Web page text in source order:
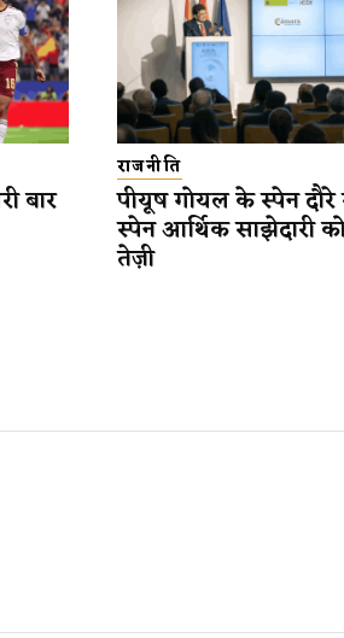
बार
राजनीति
पीयूष गोयल के स्पेन
स्पेन आर्थिक साझेदारी
तेज़ी